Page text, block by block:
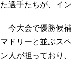
た選手たちが、イ
今大会で優勝候補
マドリーと並ぶス
ン人が担っており